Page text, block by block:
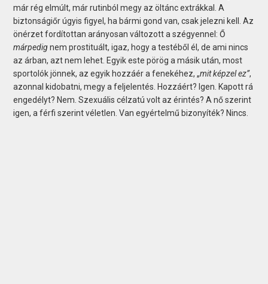
már rég elmúlt, már rutinból megy az öltánc extrákkal. A
biztonságiőr úgyis figyel, ha bármi gond van, csak jelezni kell. Az
önérzet fordítottan arányosan változott a szégyennel: Ő
márpedignem prostituált, igaz, hogy a testéből él, de ami nincs
az árban, azt nem lehet. Egyik este pörög a másik után, most
sportolók jönnek, az egyik hozzáér a fenekéhez, „mit képzel ez”,
azonnal kidobatni, megy a feljelentés. Hozzáért? Igen. Kapott rá
engedélyt? Nem. Szexuális célzatú volt az érintés? A nő szerint
igen, a férfi szerint véletlen. Van egyértelmű bizonyíték? Nincs.